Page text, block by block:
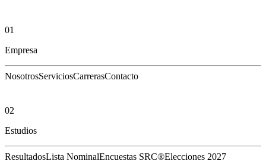
01
Empresa
NosotrosServiciosCarrerasContacto
02
Estudios
ResultadosLista NominalEncuestas SRC®Elecciones 2027